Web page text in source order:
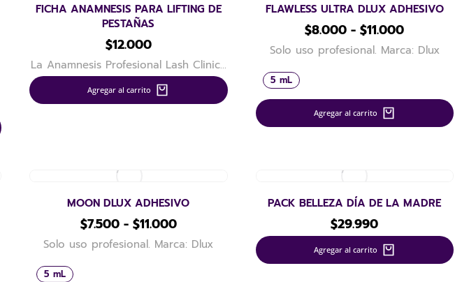
FICHA ANAMNESIS PARA LIFTING DE
PESTAÑAS
$12.000
La Anamnesis Profesional Lash Clinic…
Agregar al carrito
5 mL
FLAWLESS ULTRA DLUX ADHESIVO
$8.000 - $11.000
Solo uso profesional. Marca: Dlux
Agregar al carrito
5 mL
MOON DLUX ADHESIVO
$7.500 - $11.000
Solo uso profesional. Marca: Dlux
PACK BELLEZA DÍA DE LA MADRE
$29.990
Agregar al carrito